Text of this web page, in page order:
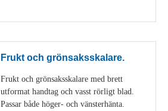
Frukt och grönsaksskalare.
Frukt och grönsaksskalare med brett
utformat handtag och vasst rörligt blad.
Passar både höger- och vänsterhänta.